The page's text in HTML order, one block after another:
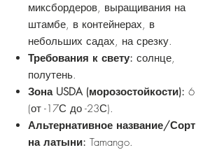
миксбордеров, выращивания на
штамбе, в контейнерах, в
небольших садах, на срезку.
Требования к свету: солнце,
полутень.
Зона USDA (морозостойкости): 6
(от -17С до -23С).
Альтернативное название/Сорт
на латыни: Tamango.